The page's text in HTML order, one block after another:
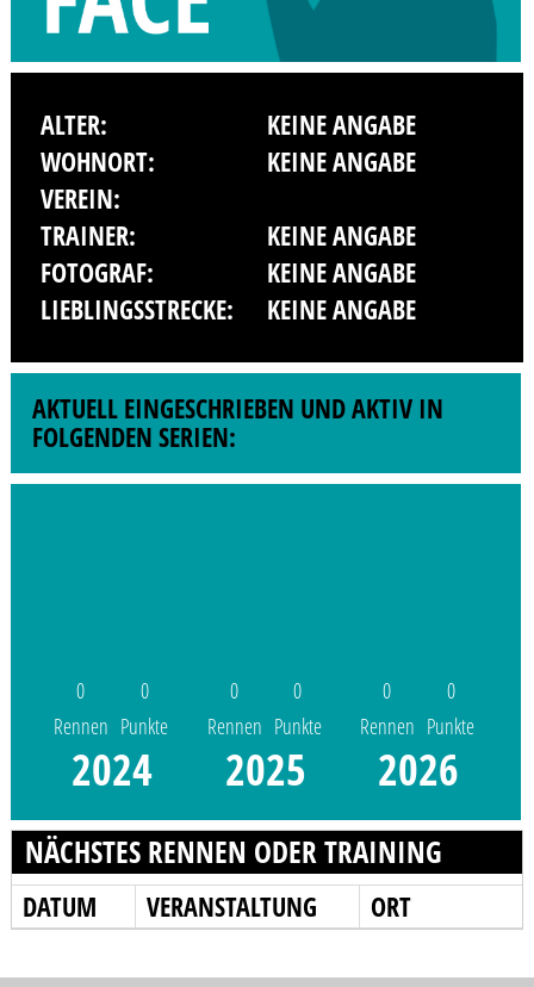
ALTER:
KEINE ANGABE
WOHNORT:
KEINE ANGABE
VEREIN:
TRAINER:
KEINE ANGABE
FOTOGRAF:
KEINE ANGABE
LIEBLINGSSTRECKE:
KEINE ANGABE
AKTUELL EINGESCHRIEBEN UND AKTIV IN
FOLGENDEN SERIEN:
0
Rennen
0
Punkte
2024
0
Rennen
0
Punkte
2025
0
Rennen
0
Punkte
2026
NÄCHSTES RENNEN ODER TRAINING
DATUM VERANSTALTUNG ORT